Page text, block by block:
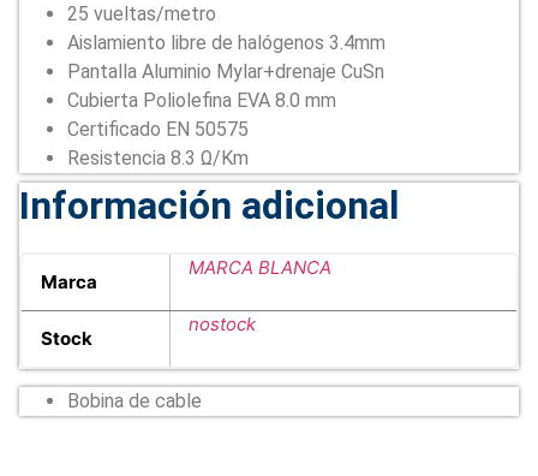
25 vueltas/metro
Aislamiento libre de halógenos 3.4mm
Pantalla Aluminio Mylar+drenaje CuSn
Cubierta Poliolefina EVA 8.0 mm
Certificado EN 50575
Resistencia 8.3 Ω/Km
Información adicional
Marca
MARCA BLANCA
Stock
nostock
Bobina de cable